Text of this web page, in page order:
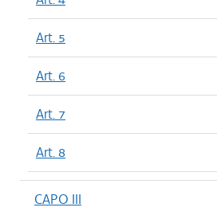
Art. 5
Art. 6
Art. 7
Art. 8
CAPO III